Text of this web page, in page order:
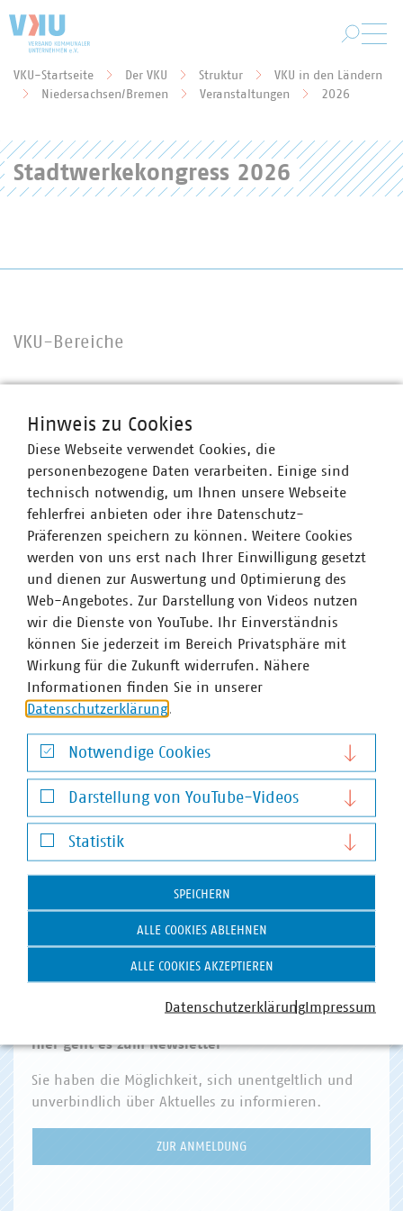
Sie befinden sich hier:
VKU-Startseite Der VKU Struktur
VKU in den Ländern
Niedersachsen/Bremen
Veranstaltungen 2026
Stadtwerkekongress 2026
VKU-Bereiche
ENERGIEWIRTSCHAFTWASSER/ABWASSERDIGITALISIERUNG/TKABFALLWIRTSCHAFT
RECHT
Hausanschrift und Kontakt
VKU-Hauptgeschäftsstelle
Invalidenstr. 91
10115 Berlin
E-Mail:
info(at)vku(dot)de
VKU Angebote
VKU AKADEMIE
KOMMUNAL KANN
KOMMUNALDIGITAL
Hier geht es zum Newsletter
Sie haben die Möglichkeit, sich unentgeltlich und
unverbindlich über Aktuelles zu informieren.
ZUR ANMELDUNG
Hinweis zu Cookies
Diese Webseite verwendet Cookies, die
personenbezogene Daten verarbeiten. Einige sind
technisch notwendig, um Ihnen unsere Webseite
fehlerfrei anbieten oder ihre Datenschutz-
Präferenzen speichern zu können. Weitere Cookies
werden von uns erst nach Ihrer Einwilligung gesetzt
und dienen zur Auswertung und Optimierung des
Web-Angebotes. Zur Darstellung von Videos nutzen
wir die Dienste von YouTube. Ihr Einverständnis
können Sie jederzeit im Bereich Privatsphäre mit
Wirkung für die Zukunft widerrufen. Nähere
Informationen finden Sie in unserer
Datenschutzerklärung.
Notwendige Cookies
Notwendige Cookies
Darstellung von YouTube-Videos
Darstellung von YouTube-Videos
Statistik
Statistik
SPEICHERN
ALLE COOKIES ABLEHNEN
ALLE COOKIES AKZEPTIEREN
DatenschutzerklärungImpressum